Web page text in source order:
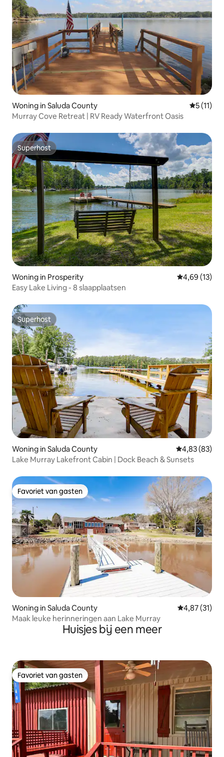
Woning in Saluda County
5 (11)
Murray Cove Retreat | RV Ready Waterfront Oasis
Superhost
Superhost
Woning in Prosperity Gemiddelde
4,69 (13)
Easy Lake Living - 8 slaapplaatsen
Superhost
Superhost
Woning in Saluda County Gemiddelde
4,83 (83)
Lake Murray Lakefront Cabin | Dock Beach & Sunsets
Favoriet van gasten
Favoriet van gasten
Woning in Saluda County Gemiddelde
4,87 (31)
Maak leuke herinneringen aan Lake Murray
Huisjes bij een meer
Favoriet van gasten
Favoriet van gasten